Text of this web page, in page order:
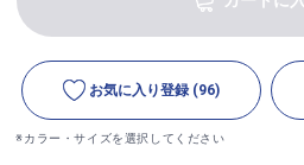
お気に入り登録 (96)
※カラー・サイズを選択してください